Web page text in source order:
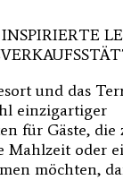
und das
einzigartiger
für Gäste,
Mahlzeit oder
möchten,